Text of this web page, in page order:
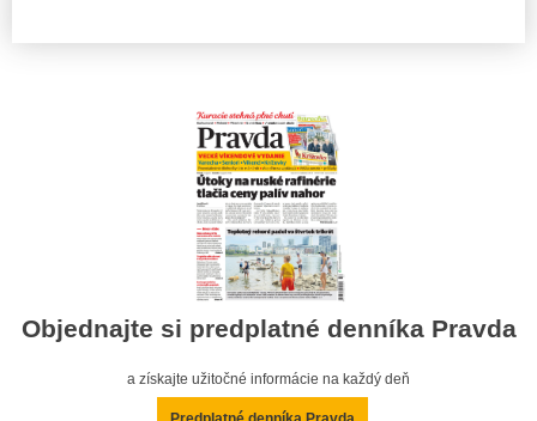
Objednajte si predplatné denníka Pravda
a získajte užitočné informácie na každý deň